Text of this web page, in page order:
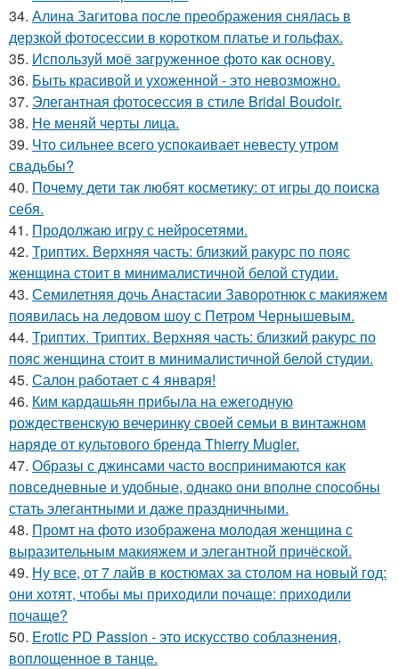
34. Алина Загитова после преображения снялась в
дерзкой фотосессии в коротком платье и гольфах.
35. Используй моё загруженное фото как основу.
36. Быть красивой и ухоженной - это невозможно.
37. Элегантная фотосессия в стиле Bridal Boudoir.
38. Не меняй черты лица.
39. Что сильнее всего успокаивает невесту утром
свадьбы?
40. Почему дети так любят косметику: от игры до поиска
себя.
41. Продолжаю игру с нейросетями.
42. Триптих. Верхняя часть: близкий ракурс по пояс
женщина стоит в минималистичной белой студии.
43. Семилетняя дочь Анастасии Заворотнюк с макияжем
появилась на ледовом шоу с Петром Чернышевым.
44. Триптих. Триптих. Верхняя часть: близкий ракурс по
пояс женщина стоит в минималистичной белой студии.
45. Салон работает с 4 января!
46. Ким кардашьян прибыла на ежегодную
рождественскую вечеринку своей семьи в винтажном
наряде от культового бренда Thierry Mugler.
47. Образы с джинсами часто воспринимаются как
повседневные и удобные, однако они вполне способны
стать элегантными и даже праздничными.
48. Промт на фото изображена молодая женщина с
выразительным макияжем и элегантной причёской.
49. Ну все, от 7 лайв в костюмах за столом на новый год:
они хотят, чтобы мы приходили почаще: приходили
почаще?
50. Erotic PD Passion - это искусство соблазнения,
воплощенное в танце.